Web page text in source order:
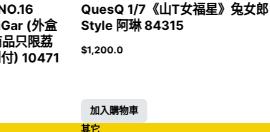
(外盒
只限荔
) 10471
QuesQ 1/7《山T女福星》兔女郎
Style 阿琳 84315
$1,200.0
加入購物車
其它